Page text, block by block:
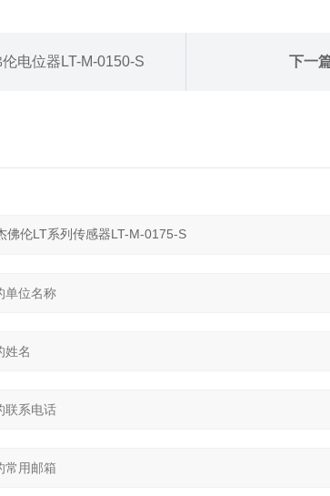
电位器LT-M-0150-S 下一